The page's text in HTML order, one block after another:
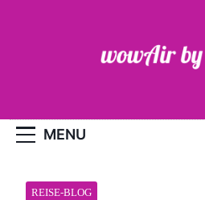
MENU
REISE-BLOG